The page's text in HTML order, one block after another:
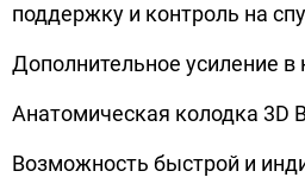
поддержку и контроль на
Дополнительное усиление
Анатомическая колодка 3D
Возможность быстрой и